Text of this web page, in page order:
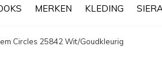
MERKEN KLEDING
Circles 25842 Wit/Goudkleurig